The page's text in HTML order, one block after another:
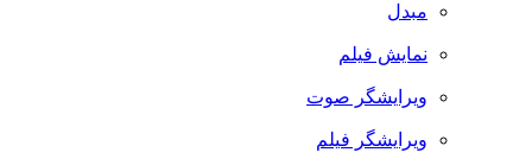
مبدل
نمایش فیلم
ویرایشگر صوت
ویرایشگر فیلم